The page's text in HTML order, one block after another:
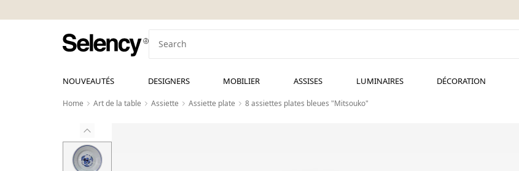
NOUVEAUTÉS DESIGNERS MOBILIER ASSISES LUMINAIRES DÉCORATION
Home Art de la table Assiette Assiette plate 8 assiettes plates bleues "Mitsouko"